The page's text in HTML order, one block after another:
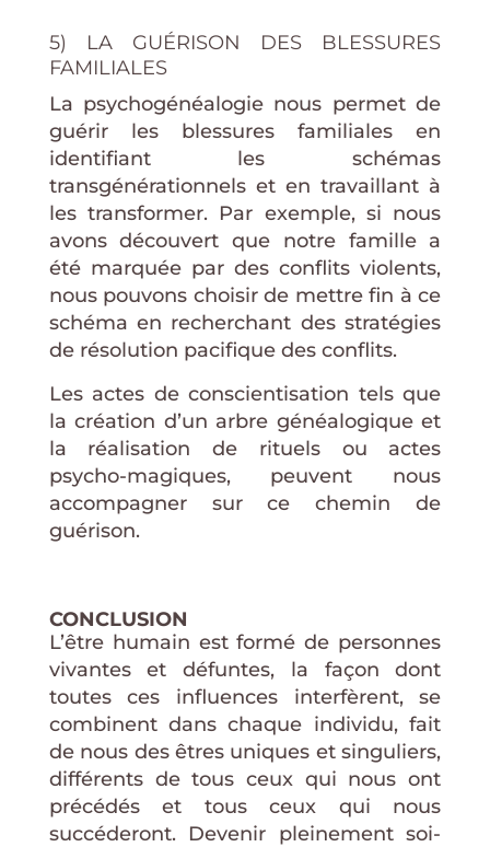
5) LA GUÉRISON DES BLESSURES
FAMILIALES
La psychogénéalogie nous permet de
guérir les blessures familiales en
identifiant les schémas
transgénérationnels et en travaillant à
les transformer. Par exemple, si nous
avons découvert que notre famille a
été marquée par des conflits violents,
nous pouvons choisir de mettre fin à ce
schéma en recherchant des stratégies
de résolution pacifique des conflits.
Les actes de conscientisation tels que
la création d’un arbre généalogique et
la réalisation de rituels ou actes
psycho-magiques, peuvent nous
accompagner sur ce chemin de
guérison.
CONCLUSION
L’être humain est formé de personnes
vivantes et défuntes, la façon dont
toutes ces influences interfèrent, se
combinent dans chaque individu, fait
de nous des êtres uniques et singuliers,
différents de tous ceux qui nous ont
précédés et tous ceux qui nous
succéderont. Devenir pleinement soi-